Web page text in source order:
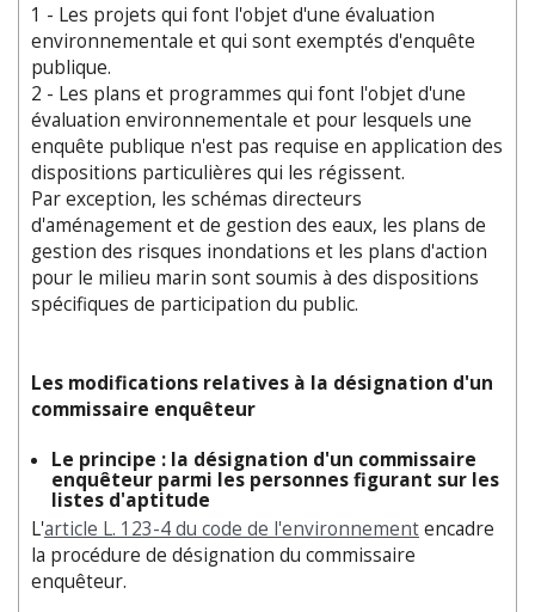
1 - Les projets qui font l'objet d'une évaluation
environnementale et qui sont exemptés d'enquête
publique.
2 - Les plans et programmes qui font l'objet d'une
évaluation environnementale et pour lesquels une
enquête publique n'est pas requise en application des
dispositions particulières qui les régissent.
Par exception, les schémas directeurs
d'aménagement et de gestion des eaux, les plans de
gestion des risques inondations et les plans d'action
pour le milieu marin sont soumis à des dispositions
spécifiques de participation du public.
Les modifications relatives à la désignation d'un
commissaire enquêteur
Le principe : la désignation d'un commissaire
enquêteur parmi les personnes figurant sur les
listes d'aptitude
L'article L. 123-4 du code de l'environnementencadre
la procédure de désignation du commissaire
enquêteur.